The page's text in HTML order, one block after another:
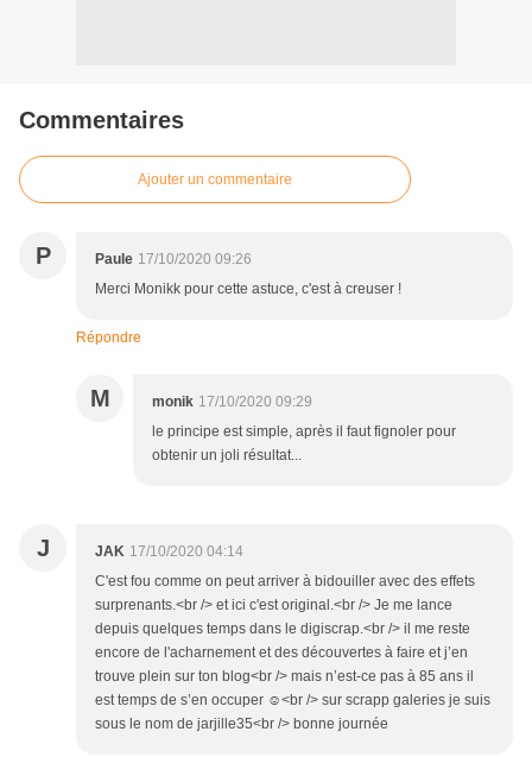
Commentaires
Ajouter un commentaire
P Paule 17/10/2020 09:26
Merci Monikk pour cette astuce, c'est à creuser !
Répondre
M monik 17/10/2020 09:29
le principe est simple, après il faut fignoler pour
obtenir un joli résultat...
J JAK 17/10/2020 04:14
C'est fou comme on peut arriver à bidouiller avec des effets
surprenants.<br /> et ici c'est original.<br /> Je me lance
depuis quelques temps dans le digiscrap.<br /> il me reste
encore de l'acharnement et des découvertes à faire et j’en
trouve plein sur ton blog<br /> mais n’est-ce pas à 85 ans il
est temps de s’en occuper ☺<br /> sur scrapp galeries je suis
sous le nom de jarjille35<br /> bonne journée